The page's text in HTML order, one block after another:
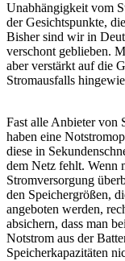
Unabhängigkeit vom
der Gesichtspunkte,
Bisher sind wir in
verschont geblieben.
aber verstärkt auf die
Stromausfalls
Fast alle Anbieter von
haben eine
diese in
dem Netz fehlt. Wenn
Stromversorgung
den Speichergrößen,
angeboten werden,
absichern, dass man
Notstrom aus der
Speicherkapazitäten